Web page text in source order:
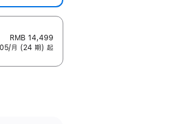
RMB 14,499
月 (24 期) 起